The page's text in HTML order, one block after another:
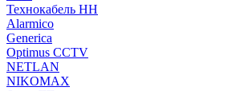
Технокабель НН
Alarmico
Generica
Optimus CCTV
NETLAN
NIKOMAX